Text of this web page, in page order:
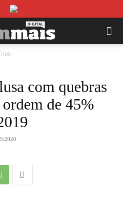
com quebras
de 45%
2020